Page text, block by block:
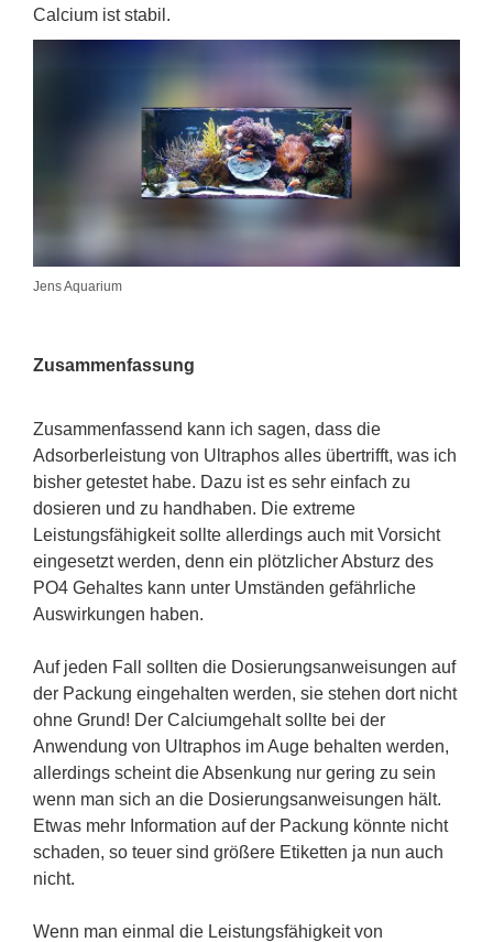
Calcium ist stabil.
Jens Aquarium
Zusammenfassung
Zusammenfassend kann ich sagen, dass die
Adsorberleistung von Ultraphos alles übertrifft, was ich
bisher getestet habe. Dazu ist es sehr einfach zu
dosieren und zu handhaben. Die extreme
Leistungsfähigkeit sollte allerdings auch mit Vorsicht
eingesetzt werden, denn ein plötzlicher Absturz des
PO4 Gehaltes kann unter Umständen gefährliche
Auswirkungen haben.
Auf jeden Fall sollten die Dosierungsanweisungen auf
der Packung eingehalten werden, sie stehen dort nicht
ohne Grund! Der Calciumgehalt sollte bei der
Anwendung von Ultraphos im Auge behalten werden,
allerdings scheint die Absenkung nur gering zu sein
wenn man sich an die Dosierungsanweisungen hält.
Etwas mehr Information auf der Packung könnte nicht
schaden, so teuer sind größere Etiketten ja nun auch
nicht.
Wenn man einmal die Leistungsfähigkeit von